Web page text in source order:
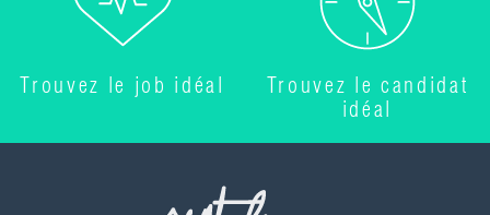
Trouvez le job idéal
Trouvez le candidat
idéal